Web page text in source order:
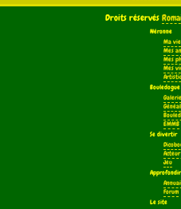
Droits réservés
Néronne
Ma vie
Mes
Mes
Mes
Bouledogue
Galerie
EMMB
Se divertir
Acteur
Jeu
Approfondir
Forum
Le site